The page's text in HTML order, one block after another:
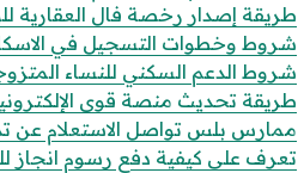
طريقة إصدار رخصة فال العقارية
شروط وخطوات التسجيل في الاسكان
شروط الدعم السكني للنساء المتزوجات
طريقة تحديث منصة قوى الإلكترونية
ممارس بلس تواصل الاستعلام عن تذكرة
تعرف على كيفية دفع رسوم انجاز